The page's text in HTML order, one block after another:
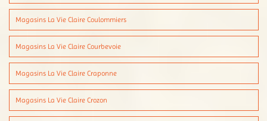
Magasins La Vie Claire Coulommiers
Magasins La Vie Claire Courbevoie
Magasins La Vie Claire Craponne
Magasins La Vie Claire Crozon